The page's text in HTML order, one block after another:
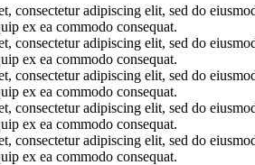
consectetur adipiscing elit, sed do
ex ea commodo consequat.
consectetur adipiscing elit, sed do
ex ea commodo consequat.
consectetur adipiscing elit, sed do
ex ea commodo consequat.
consectetur adipiscing elit, sed do
ex ea commodo consequat.
consectetur adipiscing elit, sed do
ex ea commodo consequat.